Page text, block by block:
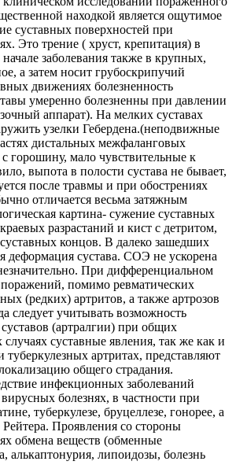
находкой является ощутимое
суставных поверхностей при
Это трение ( хруст, крепитация) в
заболевания также в крупных,
а затем носит грубоскрипучий
движениях болезненность
умеренно болезненны при давлении
аппарат). На мелких суставах
узелки Гебердена.(неподвижные
дистальных межфаланговых
горошину, мало чувствительные к
выпота в полости сустава не бывает,
после травмы и при обострениях
отличается весьма затяжным
картина- сужение суставных
разрастаний и кист с детритом,
концов. В далеко зашедших
деформация сустава. СОЭ не ускорена
При дифференциальном
поражений, помимо ревматических
(редких) артритов, а также артрозов
следует учитывать возможность
(артралгии) при общих
случаях суставные явления, так же как и
туберкулезных артритах, представляют
общего страдания.
инфекционных заболеваний
болезнях, в частности при
туберкулезе, бруцеллезе, гонорее, а
Проявления со стороны
обмена веществ (обменные
алькаптонурия, липоидозы, болезнь